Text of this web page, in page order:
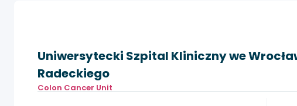
Uniwersytecki Szpital Kliniczny we
Radeckiego
Colon Cancer Unit